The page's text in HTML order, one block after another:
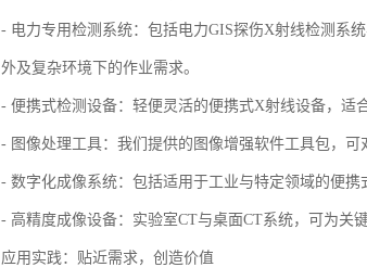
- 电力专用检测系统：包括电力GIS探伤X射线检测系
外及复杂环境下的作业需求。
- 便携式检测设备：轻便灵活的便携式X射线设备，适
- 图像处理工具：我们提供的图像增强软件工具包，
- 数字化成像系统：包括适用于工业与特定领域的便
- 高精度成像设备：实验室CT与桌面CT系统，可为关
应用实践：贴近需求，创造价值